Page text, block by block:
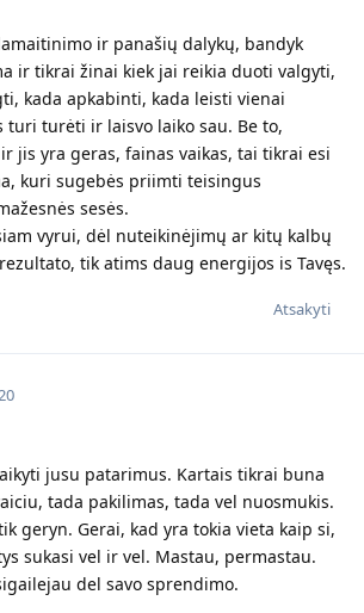
ir panašių dalykų, bandyk
ir tikrai žinai kiek jai reikia duoti valgyti,
kada apkabinti, kada leisti vienai
turi turėti ir laisvo laiko sau. Be to,
jis yra geras, fainas vaikas, tai tikrai esi
kuri sugebės priimti teisingus
sesės.
vyrui, dėl nuteikinėjimų ar kitų kalbų
tik atims daug energijos is Tavęs.
Atsakyti
jusu patarimus. Kartais tikrai buna
tada pakilimas, tada vel nuosmukis.
geryn. Gerai, kad yra tokia vieta kaip si,
sukasi vel ir vel. Mastau, permastau.
del savo sprendimo.